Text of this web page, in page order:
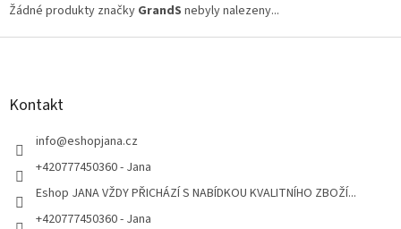
Žádné produkty značky GrandS nebyly nalezeny...
Z
Kontakt
info@eshopjana.cz
+420777450360 - Jana
Eshop JANA VŽDY PŘICHÁZÍ S NABÍDKOU KVALITNÍHO ZBOŽÍ...
+420777450360 - Jana